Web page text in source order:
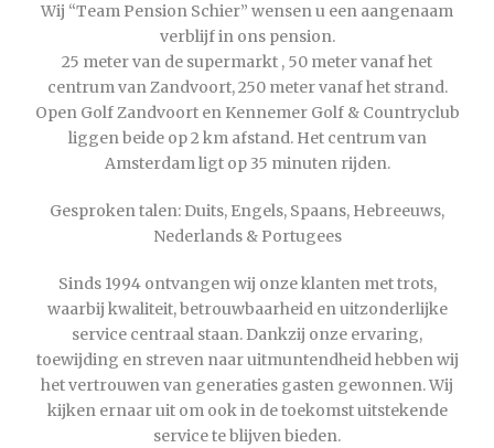
Wij “Team Pension Schier” wensen u een aangenaam
verblijf in ons pension.
25 meter van de supermarkt , 50 meter vanaf het
centrum van Zandvoort, 250 meter vanaf het strand.
Open Golf Zandvoort en Kennemer Golf & Countryclub
liggen beide op 2 km afstand. Het centrum van
Amsterdam ligt op 35 minuten rijden.
Gesproken talen: Duits, Engels, Spaans, Hebreeuws,
Nederlands & Portugees
Sinds 1994 ontvangen wij onze klanten met trots,
waarbij kwaliteit, betrouwbaarheid en uitzonderlijke
service centraal staan. Dankzij onze ervaring,
toewijding en streven naar uitmuntendheid hebben wij
het vertrouwen van generaties gasten gewonnen. Wij
kijken ernaar uit om ook in de toekomst uitstekende
service te blijven bieden.